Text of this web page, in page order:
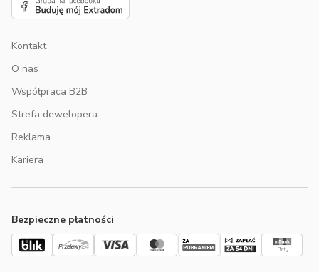
Kontakt
O nas
Współpraca B2B
Strefa dewelopera
Reklama
Kariera
Bezpieczne płatności